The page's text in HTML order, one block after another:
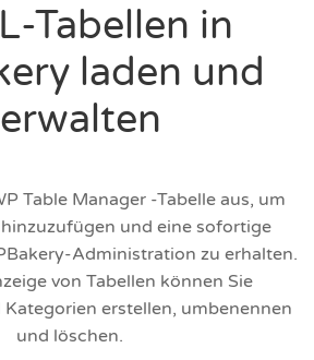
Tabellen in
laden und
Table Manager -Tabelle aus, um
und eine sofortige
Administration zu erhalten.
von Tabellen können Sie
Kategorien erstellen, umbenennen
und löschen.